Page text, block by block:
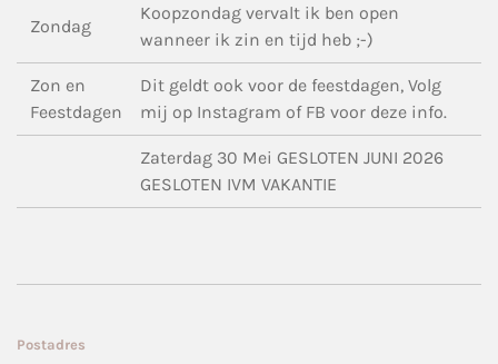
Zondag
Koopzondag vervalt ik ben open
wanneer ik zin en tijd heb ;-)
Zon en
Feestdagen
Dit geldt ook voor de feestdagen, Volg
mij op Instagram of FB voor deze info.
Zaterdag 30 Mei GESLOTEN JUNI 2026
GESLOTEN IVM VAKANTIE
Postadres